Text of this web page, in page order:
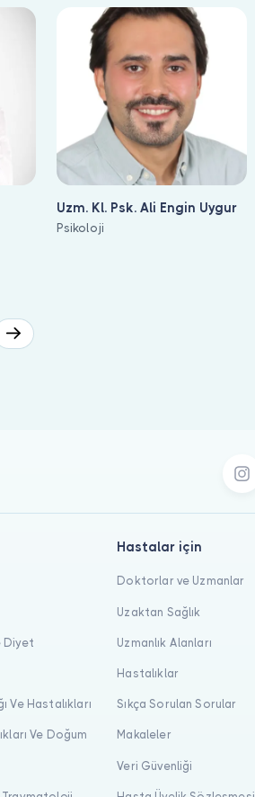
Uzm. Kl. Psk. Ali Engin Uygur
Psikoloji
Diyet
Ve Hastalıkları
Ve Doğum
Hastalar için
Doktorlar ve Uzmanlar
Uzaktan Sağlık
Uzmanlık Alanları
Hastalıklar
Sıkça Sorulan Sorular
Makaleler
Veri Güvenliği